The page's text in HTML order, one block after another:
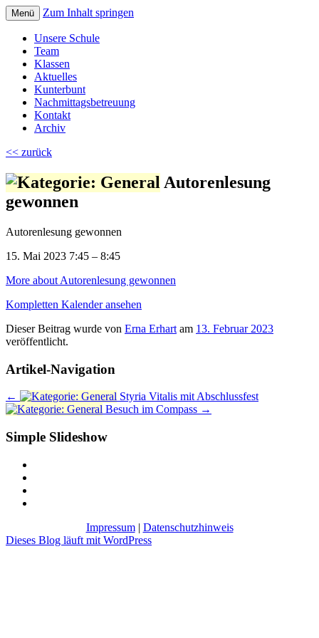
Volksschule Bad Blumau
Menü Zum Inhalt springen
Unsere Schule
Team
Klassen
Aktuelles
Kunterbunt
Nachmittagsbetreuung
Kontakt
Archiv
<< zurück
Autorenlesung
gewonnen
Autorenlesung gewonnen
15. Mai 2023 7:45 – 8:45
More about Autorenlesung gewonnen
Kompletten Kalender ansehen
Dieser Beitrag wurde von Erna Erhart am 13. Februar 2023
veröffentlicht.
Artikel-Navigation
←
Styria Vitalis mit Abschlussfest
Besuch im Compass →
Simple Slideshow
Impressum| Datenschutzhinweis
Dieses Blog läuft mit WordPress